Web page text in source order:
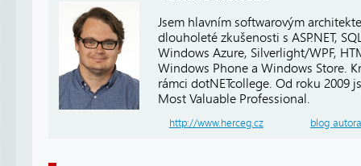
Jsem hlavním softwarovým
dlouholeté zkušenosti s ASP.NET,
Windows Azure, Silverlight/WPF,
Windows Phone a Windows Store.
rámci dotNETcollege. Od roku 2009
Most Valuable Professional.
http://www.herceg.cz blog autora